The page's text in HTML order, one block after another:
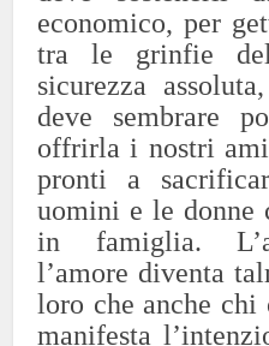
economico, per
tra le grinfie
sicurezza
deve sembrare
offrirla i nostri
pronti a
uomini e le donne
in famiglia.
l’amore diventa
loro che anche
manifesta